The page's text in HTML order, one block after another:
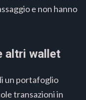
e non hanno
altri wallet
un portafoglio
transazioni in